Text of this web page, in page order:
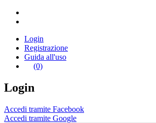
Login
Registrazione
Guida all'uso
(0)
Login
Accedi tramite Facebook
Accedi tramite Google